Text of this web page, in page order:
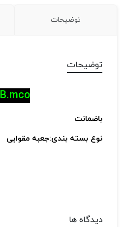
توضیحات
توضیحات
B.mco
باضمانت
نوع بسته بندی:جعبه مقوایی
دیدگاه ها